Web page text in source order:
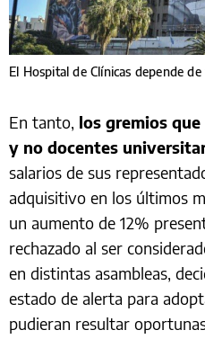
El Hospital de Clínicas depende
En tanto, los gremios
y no docentes
salarios de sus
adquisitivo en los últimos
un aumento de 12%
rechazado al ser
en distintas asambleas,
estado de alerta para
pudieran resultar